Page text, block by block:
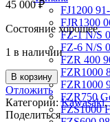
FJ1200
FJR1300
FZ-1 N/S
FZ-6 N/S
FZR 400
FZR1000
FZR1000
FZR750
FZS1000
45 000₽
Состояние хорошее.
1 в наличии
В корзину
Отложить
Категории:Kawasaki,
Поделиться